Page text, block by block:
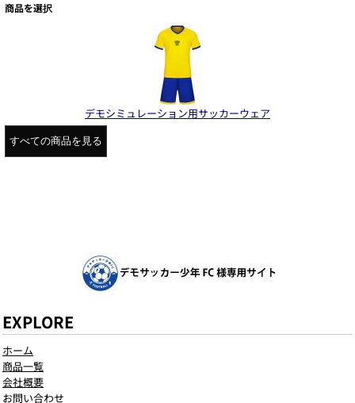
商品を選択
デモシミュレーション用サッカーウェア
すべての商品を見る
EXPLORE
ホーム
商品一覧
会社概要
お問い合わせ